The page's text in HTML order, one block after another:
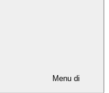
Menu di